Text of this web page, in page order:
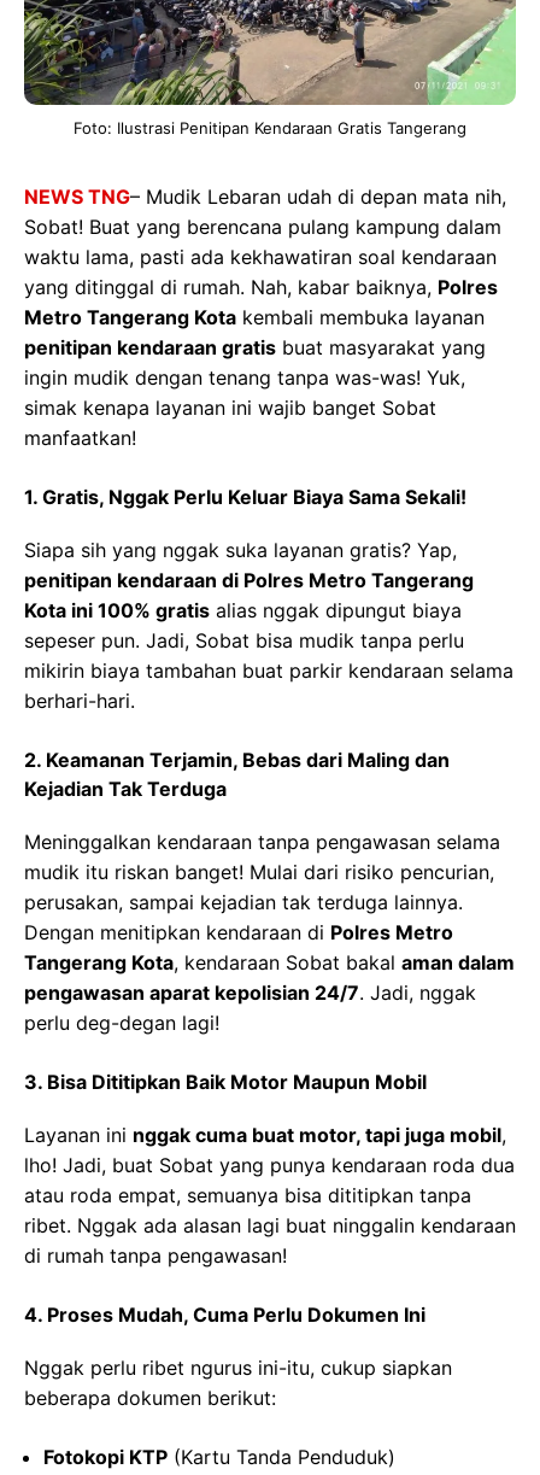
Foto: Ilustrasi Penitipan Kendaraan Gratis Tangerang
NEWS TNG– Mudik Lebaran udah di depan mata nih,
Sobat! Buat yang berencana pulang kampung dalam
waktu lama, pasti ada kekhawatiran soal kendaraan
yang ditinggal di rumah. Nah, kabar baiknya, Polres
Metro Tangerang Kota kembali membuka layanan
penitipan kendaraan gratis buat masyarakat yang
ingin mudik dengan tenang tanpa was-was! Yuk,
simak kenapa layanan ini wajib banget Sobat
manfaatkan!
1. Gratis, Nggak Perlu Keluar Biaya Sama Sekali!
Siapa sih yang nggak suka layanan gratis? Yap,
penitipan kendaraan di Polres Metro Tangerang
Kota ini 100% gratis alias nggak dipungut biaya
sepeser pun. Jadi, Sobat bisa mudik tanpa perlu
mikirin biaya tambahan buat parkir kendaraan selama
berhari-hari.
2. Keamanan Terjamin, Bebas dari Maling dan
Kejadian Tak Terduga
Meninggalkan kendaraan tanpa pengawasan selama
mudik itu riskan banget! Mulai dari risiko pencurian,
perusakan, sampai kejadian tak terduga lainnya.
Dengan menitipkan kendaraan di Polres Metro
Tangerang Kota, kendaraan Sobat bakal aman dalam
pengawasan aparat kepolisian 24/7. Jadi, nggak
perlu deg-degan lagi!
3. Bisa Dititipkan Baik Motor Maupun Mobil
Layanan ini nggak cuma buat motor, tapi juga mobil,
lho! Jadi, buat Sobat yang punya kendaraan roda dua
atau roda empat, semuanya bisa dititipkan tanpa
ribet. Nggak ada alasan lagi buat ninggalin kendaraan
di rumah tanpa pengawasan!
4. Proses Mudah, Cuma Perlu Dokumen Ini
Nggak perlu ribet ngurus ini-itu, cukup siapkan
beberapa dokumen berikut:
Fotokopi KTP (Kartu Tanda Penduduk)